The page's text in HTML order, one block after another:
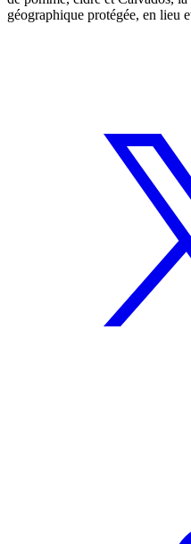
géographique protégée, en lieu